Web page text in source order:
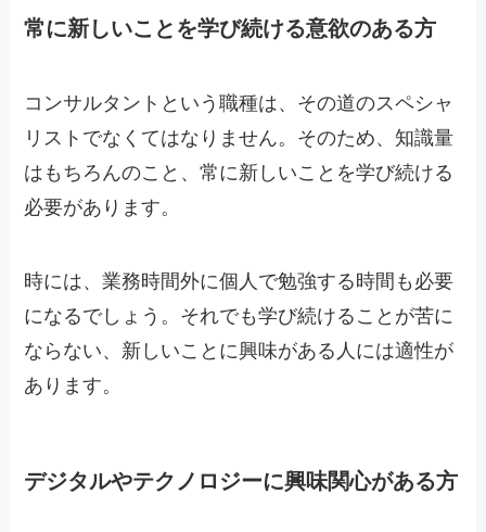
常に新しいことを学び続ける意欲のある方
コンサルタントという職種は、その道のスペシャ
リストでなくてはなりません。そのため、知識量
はもちろんのこと、常に新しいことを学び続ける
必要があります。
時には、業務時間外に個人で勉強する時間も必要
になるでしょう。それでも学び続けることが苦に
ならない、新しいことに興味がある人には適性が
あります。
デジタルやテクノロジーに興味関心がある方